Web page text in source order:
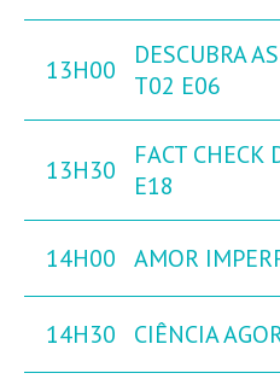
13H00
DESCUBRA
T02 E06
13H30
FACT CHECK
E18
14H00 AMOR
14H30 CIÊNCIA